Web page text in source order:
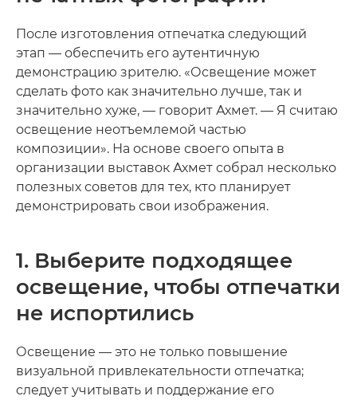
После изготовления отпечатка следующий
этап — обеспечить его аутентичную
демонстрацию зрителю. «Освещение может
сделать фото как значительно лучше, так и
значительно хуже, — говорит Ахмет. — Я считаю
освещение неотъемлемой частью
композиции». На основе своего опыта в
организации выставок Ахмет собрал несколько
полезных советов для тех, кто планирует
демонстрировать свои изображения.
1. Выберите подходящее
освещение, чтобы отпечатки
не испортились
Освещение — это не только повышение
визуальной привлекательности отпечатка;
следует учитывать и поддержание его